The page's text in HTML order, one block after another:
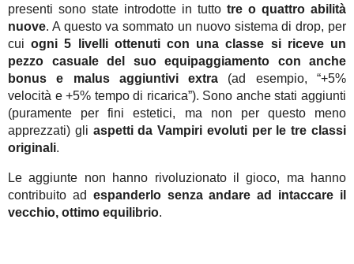
presenti sono state introdotte in tutto tre o quattro abilità
nuove. A questo va sommato un nuovo sistema di drop, per
cuiogni 5 livelli ottenuti con una classe si riceve un
pezzo casuale del suo equipaggiamento con anche
bonus e malus aggiuntivi extra (ad esempio, “+5%
velocità e +5% tempo di ricarica”). Sono anche stati aggiunti
(puramente per fini estetici, ma non per questo meno
apprezzati) gli aspetti da Vampiri evoluti per le tre classi
originali.
Le aggiunte non hanno rivoluzionato il gioco, ma hanno
contribuito ad espanderlo senza andare ad intaccare il
vecchio, ottimo equilibrio.